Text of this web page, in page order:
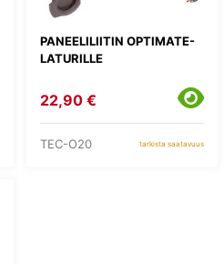
PANEELILIITIN OPTIMATE-
LATURILLE
22,90 €
TEC-O20 tarkista saatavuus